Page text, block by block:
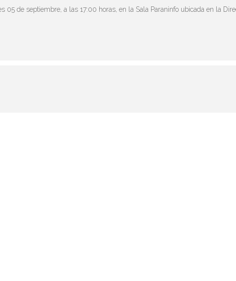
05 de septiembre, a las 17:00 horas, en la Sala Paraninfo ubicada en la